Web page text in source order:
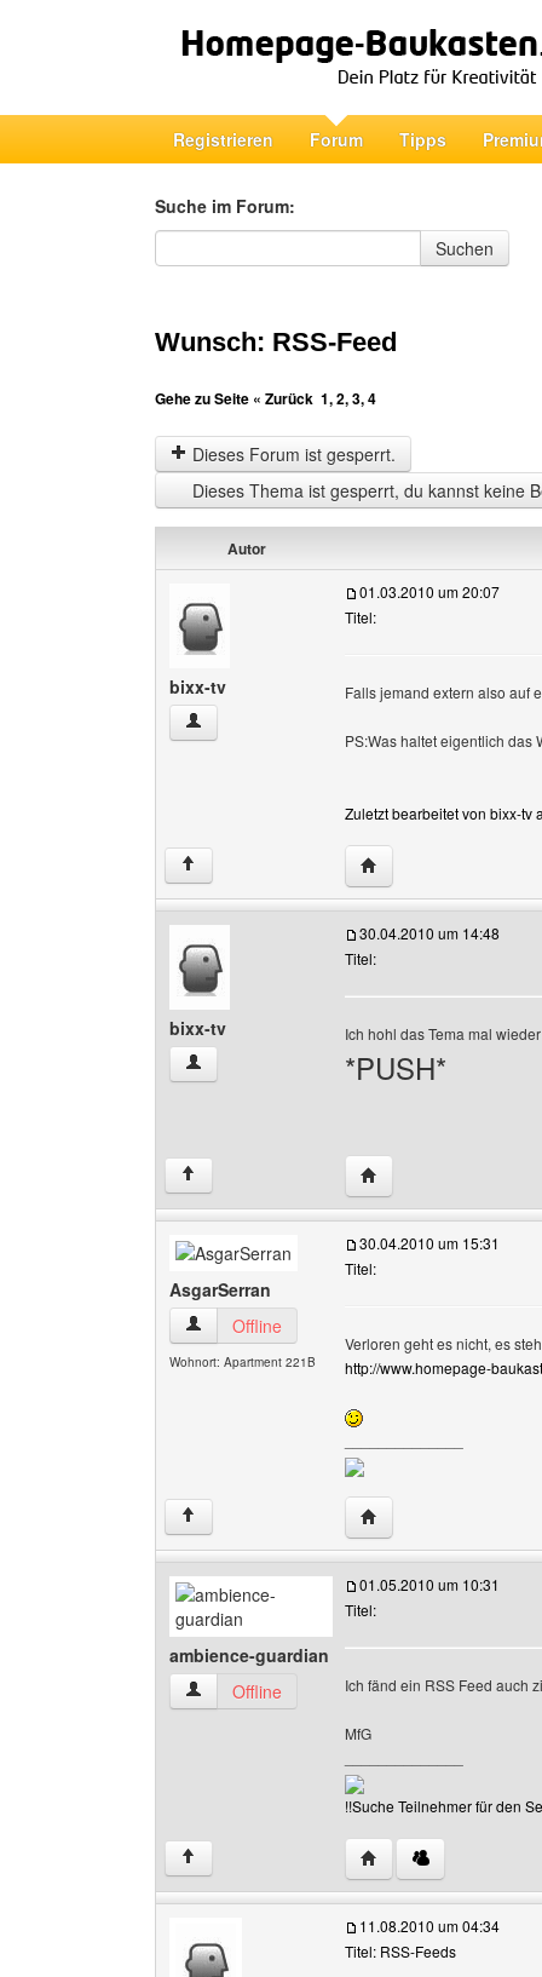
Registrieren Forum Tipps
Suche im Forum:
Suche im Forum
Suchen
Wunsch: RSS-Feed
Gehe zu Seite « Zurück 1,2,3,4
Dieses Forum ist gesperrt.
Dieses Thema ist gesperrt, du kannst keine
Autor
bixx-tv
bixx-tv Benutzer-Profile anzeigen
01.03.2010 um 20:07
Titel:
Falls jemand extern also auf
PS:Was haltet eigentlich das
Zuletzt bearbeitet von bixx-tv
↑ Website dieses
bixx-tv
bixx-tv Benutzer-Profile anzeigen
30.04.2010 um 14:48
Titel:
Ich hohl das Tema mal
*PUSH*
↑ Website dieses
AsgarSerran
AsgarSerran Benutzer-Profile anzeigen
Offline
Wohnort: Apartment 221B
30.04.2010 um 15:31
Titel:
Verloren geht es nicht, es
http://www.homepage-
↑ Website dieses
ambience-guardian
ambience-guardian Benutzer-Profile anzeigen
Offline
01.05.2010 um 10:31
Titel:
Ich fänd ein RSS Feed auch
MfG
!!Suche Teilnehmer für den
↑ Website dieses
11.08.2010 um 04:34
Titel: RSS-Feeds